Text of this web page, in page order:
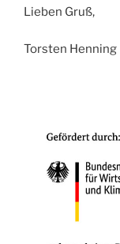
Lieben Gruß,
Torsten Henning